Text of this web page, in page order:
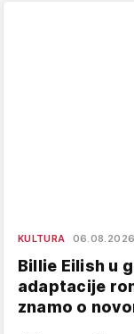
KULTURA
Billie Eilish u
adaptacije
znamo o